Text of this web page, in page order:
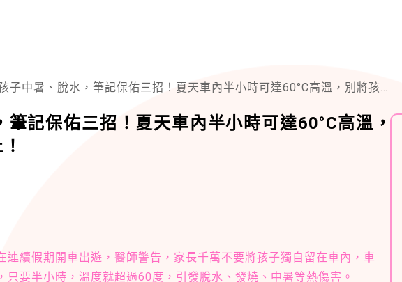
子中暑、脫水，筆記保佑三招！夏天車內半小時可達60°C高溫，別將孩子單獨留在車上！
筆記保佑三招！夏天車內半小時可達60°C高溫，
連續假期開車出遊，醫師警告，家長千萬不要將孩子獨自留在車內，車
只要半小時，溫度就超過60度，引發脫水、發燒、中暑等熱傷害。